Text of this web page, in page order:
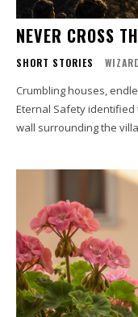
NEVER CROSS
SHORT STORIES
Crumbling houses,
Eternal Safety identified
wall surrounding the